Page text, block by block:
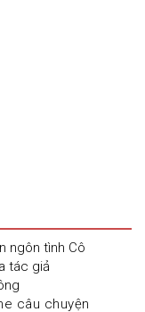
ngôn tình Cô
tác giả
câu chuyện